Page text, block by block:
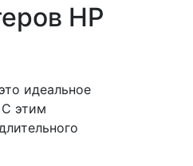
HP
идеальное
С этим